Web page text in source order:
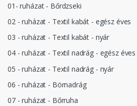
01- ruházat - Bőrdzseki
02 - ruházat - Textil kabát - egész éves
03 - ruházat - Textil kabát - nyár
04 - ruházat - Textil nadrág - egész éves
05 - ruházat - Textil nadrág - nyár
06 - ruházat - Börnadrág
07 - ruházat - Bőrruha